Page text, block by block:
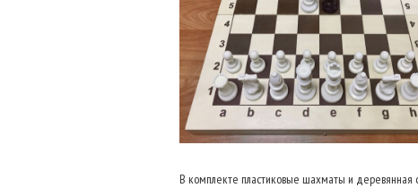
В комплекте пластиковые шахматы и деревянная